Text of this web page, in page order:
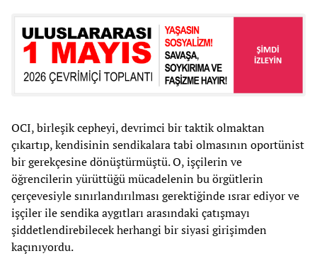
OCI, birleşik cepheyi, devrimci bir taktik olmaktan
çıkartıp, kendisinin sendikalara tabi olmasının oportünist
bir gerekçesine dönüştürmüştü. O, işçilerin ve
öğrencilerin yürüttüğü mücadelenin bu örgütlerin
çerçevesiyle sınırlandırılması gerektiğinde ısrar ediyor ve
işçiler ile sendika aygıtları arasındaki çatışmayı
şiddetlendirebilecek herhangi bir siyasi girişimden
kaçınıyordu.